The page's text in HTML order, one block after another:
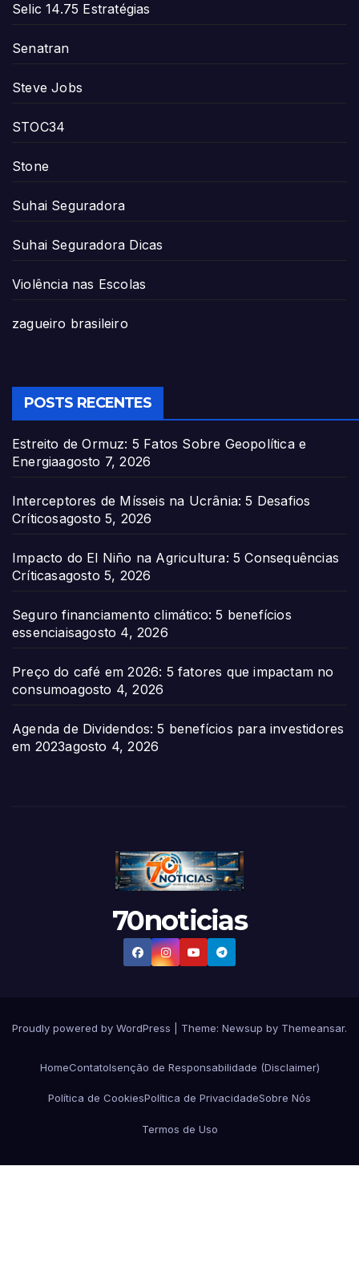
Selic 14.75 Estratégias
Senatran
Steve Jobs
STOC34
Stone
Suhai Seguradora
Suhai Seguradora Dicas
Violência nas Escolas
zagueiro brasileiro
POSTS RECENTES
Estreito de Ormuz: 5 Fatos Sobre Geopolítica e
Energiaagosto 7, 2026
Interceptores de Mísseis na Ucrânia: 5 Desafios
Críticosagosto 5, 2026
Impacto do El Niño na Agricultura: 5 Consequências
Críticasagosto 5, 2026
Seguro financiamento climático: 5 benefícios
essenciaisagosto 4, 2026
Preço do café em 2026: 5 fatores que impactam no
consumoagosto 4, 2026
Agenda de Dividendos: 5 benefícios para investidores
em 2023agosto 4, 2026
70noticias
Proudly powered by WordPress Theme: Newsup by Themeansar.
HomeContatoIsenção de Responsabilidade (Disclaimer)
Política de CookiesPolítica de PrivacidadeSobre Nós
Termos de Uso